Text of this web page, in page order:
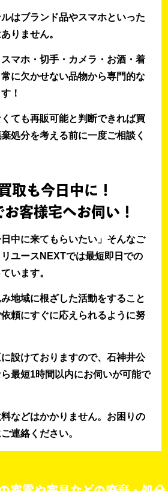
はブランド品やスマホといった
りません。
マホ・切手・カメラ・お酒・着
に欠かせない品物から専門的な
！
ても再販可能と判断できれば買
処分を考える前に一度ご相談く
取も今日中に！
客様宅へお伺い！
日中に来てもらいたい」そんなご
ユースNEXTでは最短即日での
います。
地域に根ざした活動をすること
頼にすぐに応えられるように努
設けておりますので、石神井公
最短1時間以内にお伺いが可能で
などはかかりません。お困りの
連絡ください。